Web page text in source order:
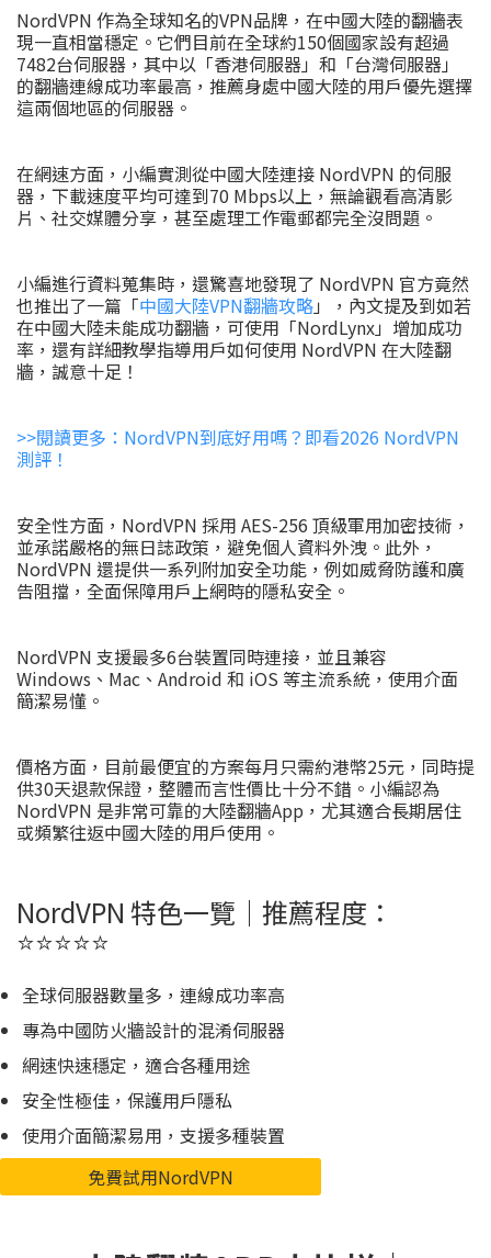
NordVPN 作為全球知名的VPN品牌，在中國大陸的翻牆表
現一直相當穩定。它們目前在全球約150個國家設有超過
7482台伺服器，其中以「香港伺服器」和「台灣伺服器」
的翻牆連線成功率最高，推薦身處中國大陸的用戶優先選擇
這兩個地區的伺服器。
在網速方面，小編實測從中國大陸連接 NordVPN 的伺服
器，下載速度平均可達到70 Mbps以上，無論觀看高清影
片、社交媒體分享，甚至處理工作電郵都完全沒問題。
小編進行資料蒐集時，還驚喜地發現了 NordVPN 官方竟然
也推出了一篇「中國大陸VPN翻牆攻略」，內文提及到如若
在中國大陸未能成功翻牆，可使用「NordLynx」增加成功
率，還有詳細教學指導用戶如何使用 NordVPN 在大陸翻
牆，誠意十足！
>>閱讀更多：NordVPN到底好用嗎？即看2026 NordVPN
測評！
安全性方面，NordVPN 採用 AES-256 頂級軍用加密技術，
並承諾嚴格的無日誌政策，避免個人資料外洩。此外，
NordVPN 還提供一系列附加安全功能，例如威脅防護和廣
告阻擋，全面保障用戶上網時的隱私安全。
NordVPN 支援最多6台裝置同時連接，並且兼容
Windows、Mac、Android 和 iOS 等主流系統，使用介面
簡潔易懂。
價格方面，目前最便宜的方案每月只需約港幣25元，同時提
供30天退款保證，整體而言性價比十分不錯。小編認為
NordVPN 是非常可靠的大陸翻牆App，尤其適合長期居住
或頻繁往返中國大陸的用戶使用。
NordVPN 特色一覽｜推薦程度：
⭐️⭐️⭐️⭐️⭐️
全球伺服器數量多，連線成功率高
專為中國防火牆設計的混淆伺服器
網速快速穩定，適合各種用途
安全性極佳，保護用戶隱私
使用介面簡潔易用，支援多種裝置
免費試用NordVPN